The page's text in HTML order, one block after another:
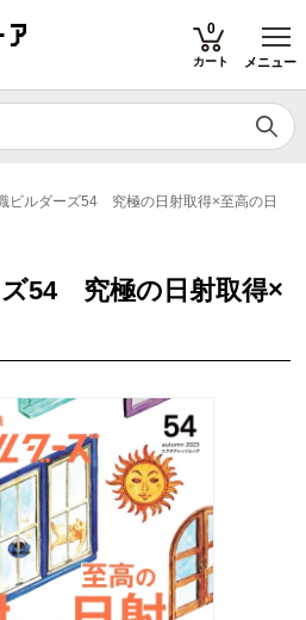
0
カート メニュー
ビルダーズ54 究極の日射取得×至高の日
54 究極の日射取得×